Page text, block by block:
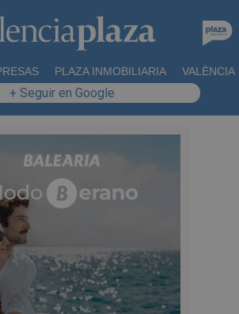
PLAZA INMOBILIARIA VALÈNCIA
+ Seguir en Google